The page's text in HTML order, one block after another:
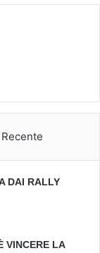
Recente
DAI RALLY
VINCERE LA